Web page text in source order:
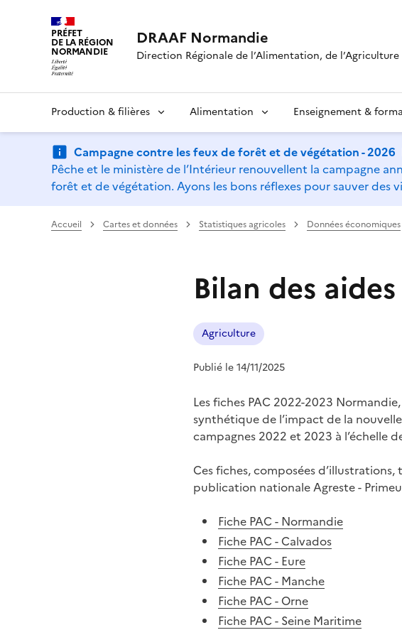
PRÉFET
DE LA RÉGION
NORMANDIE
DRAAF Normandie
Direction Régionale de l’Alimentation, de
Production & filières Alimentation Enseignement &
Campagne contre les feux de forêt et de végétation - 2026
Pêche et le ministère de l’Intérieur renouvellent la campagne
forêt et de végétation. Ayons les bons réflexes pour sauver des
Accueil Cartes et données Statistiques agricoles Données économiques
Bilan des
Agriculture
Publié le 14/11/2025
Les fiches PAC 2022-2023
synthétique de l’impact de la
campagnes 2022 et 2023 à l’échelle
Ces fiches, composées
publication nationale Agreste -
Fiche PAC - Normandie
Fiche PAC - Calvados
Fiche PAC - Eure
Fiche PAC - Manche
Fiche PAC - Orne
Fiche PAC - Seine Maritime